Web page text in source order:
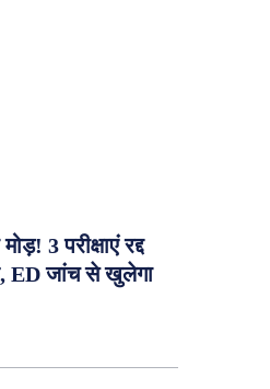
3 परीक्षाएं रद्द
ED जांच से खुलेगा